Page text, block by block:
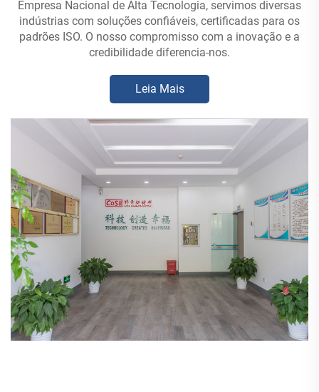
Empresa Nacional de Alta Tecnologia, servimos diversas
indústrias com soluções confiáveis, certificadas para os
padrões ISO. O nosso compromisso com a inovação e a
credibilidade diferencia-nos.
Leia Mais